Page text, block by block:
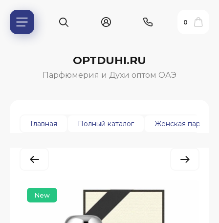
0
OPTDUHI.RU
Парфюмерия и Духи оптом ОАЭ
Главная Полный каталог Женская
New